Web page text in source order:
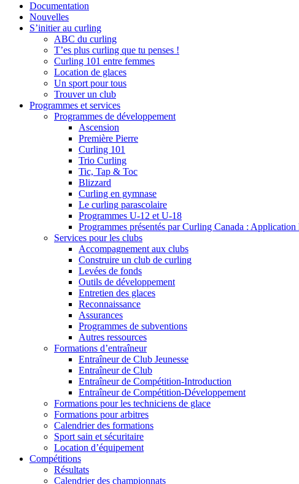
Documentation
Nouvelles
S’initier au curling
ABC du curling
T’es plus curling que tu penses !
Curling 101 entre femmes
Location de glaces
Un sport pour tous
Trouver un club
Programmes et services
Programmes de développement
Ascension
Première Pierre
Curling 101
Trio Curling
Tic, Tap & Toc
Blizzard
Curling en gymnase
Le curling parascolaire
Programmes U-12 et U-18
Programmes présentés par Curling Canada :
Services pour les clubs
Accompagnement aux clubs
Construire un club de curling
Levées de fonds
Outils de développement
Entretien des glaces
Reconnaissance
Assurances
Programmes de subventions
Autres ressources
Formations d’entraîneur
Entraîneur de Club Jeunesse
Entraîneur de Club
Entraîneur de Compétition-Introduction
Entraîneur de Compétition-Développement
Formations pour les techniciens de glace
Formations pour arbitres
Calendrier des formations
Sport sain et sécuritaire
Location d’équipement
Compétitions
Résultats
Calendrier des championnats